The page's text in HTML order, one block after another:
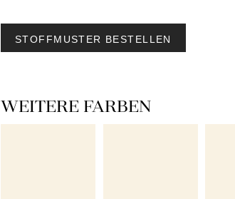
STOFFMUSTER BESTELLEN
WEITERE FARBEN